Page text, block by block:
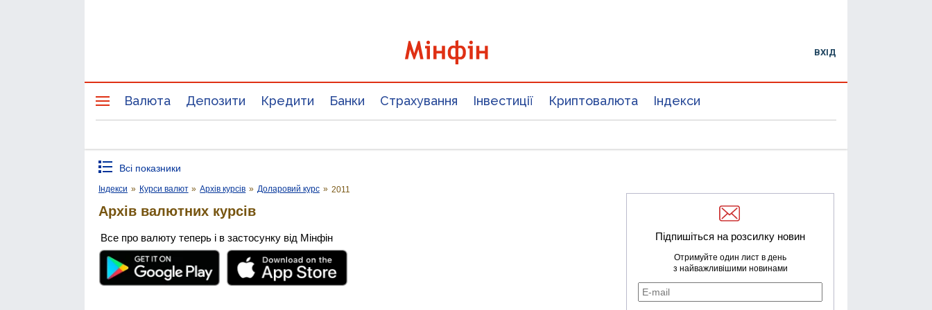
ВХІД
Валюта Депозити Кредити Банки Страхування Інвестиції Криптовалюта Індекси
Всі показники
Індекси » Курси валют » Архів курсів » Доларовий курс » 2011
Архів валютних курсів
Все про валюту теперь і в застосунку від Мінфін Підпишіться на розсилку новин
Отримуйте один лист в день
з найважливішими новинами